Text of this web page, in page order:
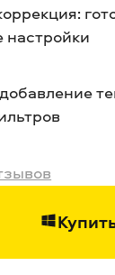
настройки